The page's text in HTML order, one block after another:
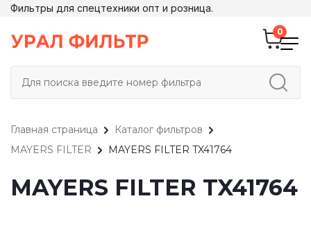
Фильтры для спецтехники опт и розница.
Главная страница
Каталог фильтров
MAYERS FILTER
MAYERS FILTER TX41764
MAYERS FILTER TX41764